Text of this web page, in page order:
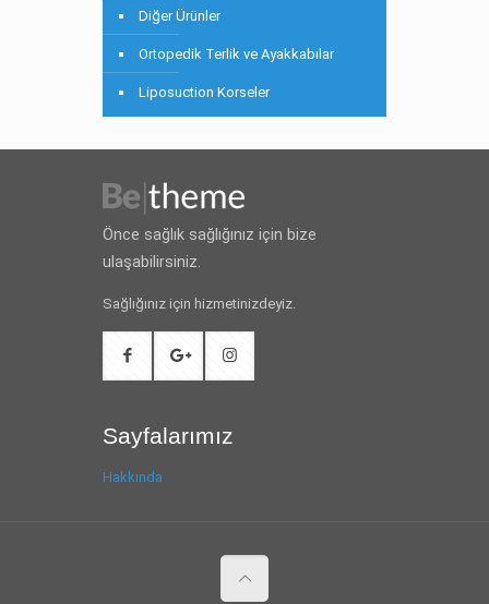
Diğer Ürünler
Ortopedik Terlik ve Ayakkabılar
Liposuction Korseler
Önce sağlık sağlığınız için bize
ulaşabilirsiniz.
Sağlığınız için hizmetinizdeyiz.
Sayfalarımız
Hakkında